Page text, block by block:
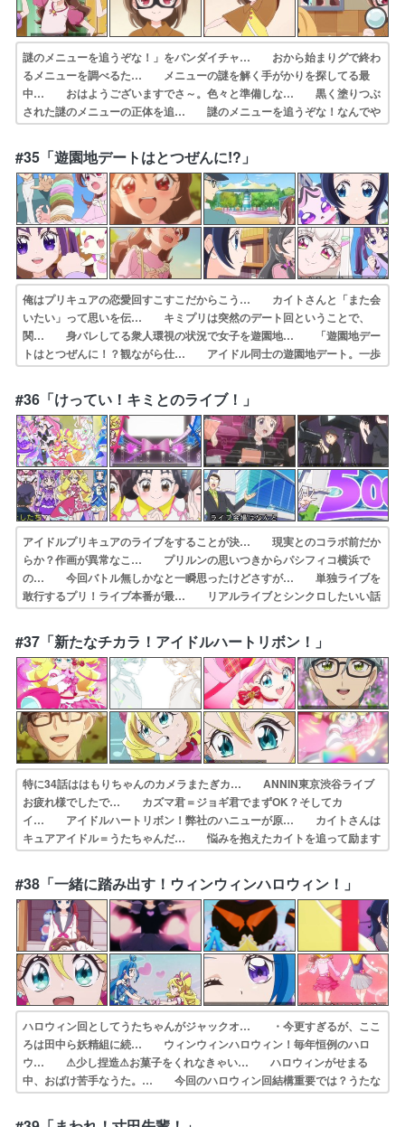
謎のメニューを追うぞな！」をバンダイチャ… おから始まりグで終わ
るメニューを調べるた… メニューの謎を解く手がかりを探してる最
中… おはようございますでさ～。色々と準備しな… 黒く塗りつぶ
された謎のメニューの正体を追… 謎のメニューを追うぞな！なんでや
ねんキュ… はもりんメーン回…というか、キミプリ始ま… たまに
はこういう話もいいよねというかメニ… 全国147億9千万人が待ち待
ったはもりち… お笑い芸バトルシーンが衝撃の面白さでした…
#35「遊園地デートはとつぜんに!?」
俺はプリキュアの恋愛回すこすこだからこう… カイトさんと「また会
いたい」って思いを伝… キミプリは突然のデート回ということで、
関… 身バレしてる衆人環視の状況で女子を遊園地… 「遊園地デー
トはとつぜんに！？観ながら仕… アイドル同士の遊園地デート。一歩
間違えた… カイトと遊園地デートをすることになったう… ラブス
トーリーは突然に。所謂ひとつのカイ… デート回、カイトさんと2人
っきりになって… うたちゃんの反応がとっても可愛かったぁ～…
#36「けってい！キミとのライブ！」
アイドルプリキュアのライブをすることが決… 現実とのコラボ前だか
らか？作画が異常なこ… プリルンの思いつきからパシフィコ横浜で
の… 今回バトル無しかなと一瞬思ったけどさすが… 単独ライブを
敢行するプリ！ライブ本番が最… リアルライブとシンクロしたいい話
でしたラ… けってい!キミとのライブ!(制作:東映ア… パシフィコ
横浜押さえたタナカーン有能だけ… けってい!キミとのライブ!(制作:
東映ア… ちょｗゲストキャラ…そこまで呼んでしまう…
#37「新たなチカラ！アイドルハートリボン！」
特に34話ははもりちゃんのカメラまたぎカ… ANNIN東京渋谷ライブ
お疲れ様でしたで… カズマ君＝ジョギ君でまずOK？そしてカ
イ… アイドルハートリボン！弊社のハニューが原… カイトさんは
キュアアイドル＝うたちゃんだ… 悩みを抱えたカイトを追って励ます
うた、現… ジョギジョギ君の正体発覚！結構伏線あった… ”アイ
ドルとして”の先輩であり、心構えを… 声同じなんだから気づいても
良かったものを… キラッ!乙女の願い。恒例のパワーアップ回…
#38「一緒に踏み出す！ウィンウィンハロウィン！」
ハロウィン回としてうたちゃんがジャックオ… ・今更すぎるが、ここ
ろは田中ら妖精組に続… ウィンウィンハロウィン！毎年恒例のハロ
ウ… ⚠︎︎少し捏造⚠︎︎お菓子をくれなきゃい… ハロウィンがせまる
中、おばけ苦手なうた。… 今回のハロウィン回結構重要では？うたな
な… 第4話「前途多難の新チーム」プリンセッシ… 恐怖を克服す
る話だが、中学生でそりゃない… 昨日(2025/10/26(日))、仕事…